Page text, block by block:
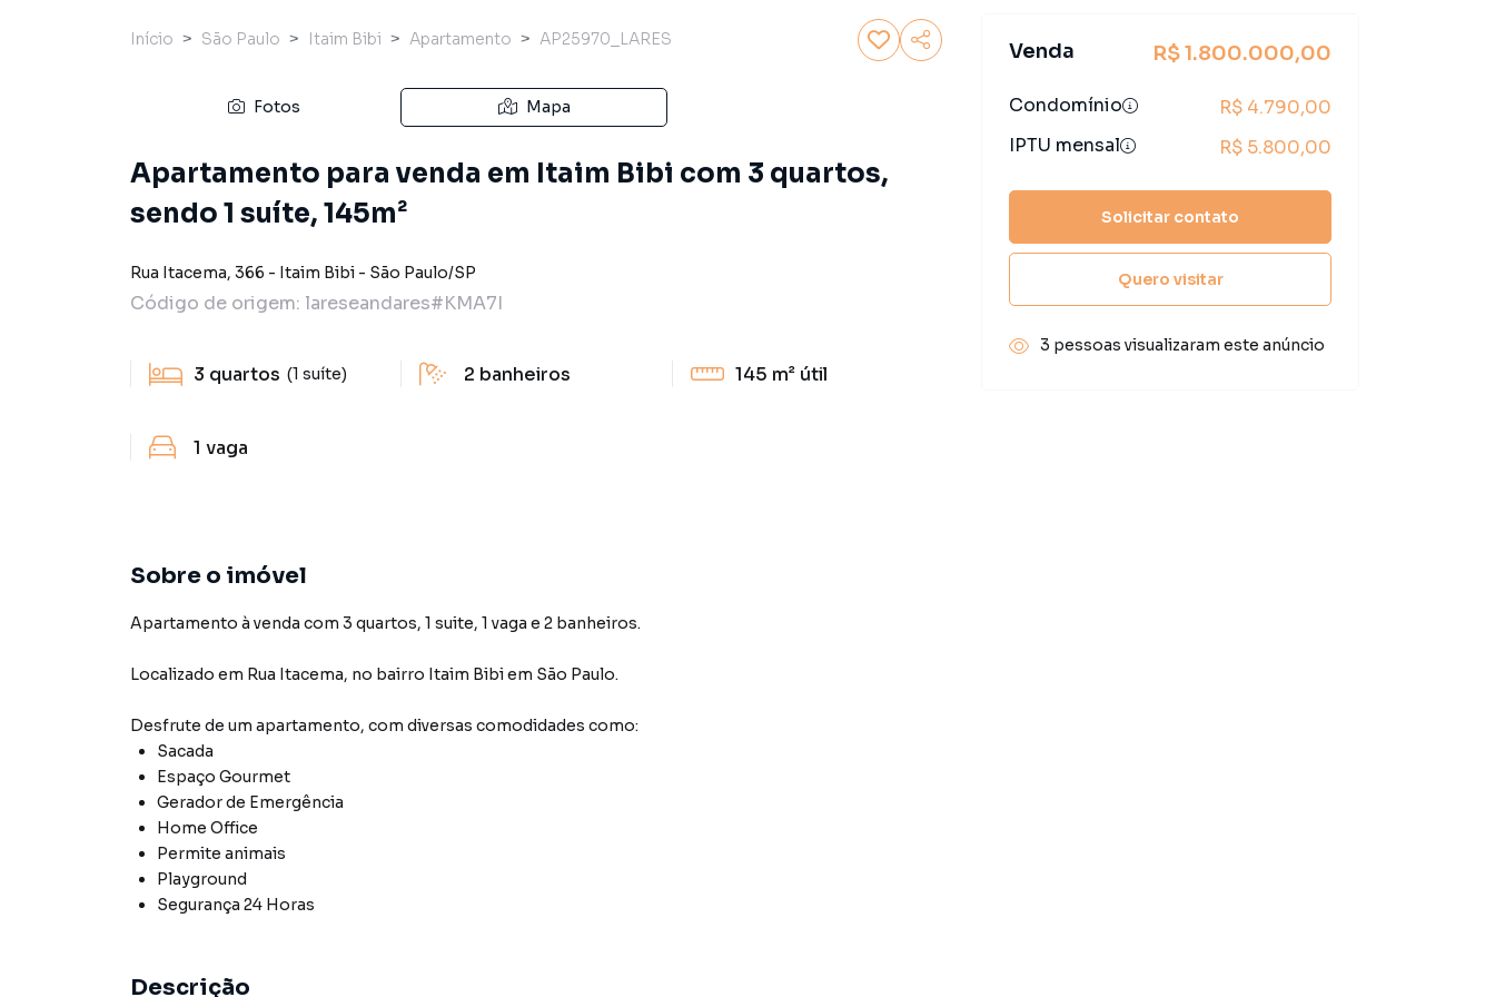
Início São Paulo Itaim Bibi Apartamento AP25970_LARES
Fotos Mapa
Apartamento para venda em Itaim Bibi com 3 quartos,
sendo 1 suíte, 145m²
Rua Itacema, 366 - Itaim Bibi - São Paulo/SP
Código de origem: lareseandares#KMA7I
3 quartos (1 suíte) 2 banheiros 145 m² útil
1 vaga
Sobre o imóvel
Apartamento à venda com 3 quartos, 1 suite, 1 vaga e 2 banheiros.
Localizado em Rua Itacema, no bairro Itaim Bibiem São Paulo.
Desfrute de um apartamento, com diversas comodidades como:
Sacada
Espaço Gourmet
Gerador de Emergência
Home Office
Permite animais
Playground
Segurança 24 Horas
Descrição
Venda R$ 1.800.000,00
Condomínio
R$ 4.790,00
IPTU mensal
R$ 5.800,00
Solicitar contato
Quero visitar
3 pessoas visualizaram este anúncio